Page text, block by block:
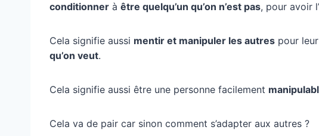
conditionner à être quelqu’un qu’on n’est pas, pour avoir
Cela signifie aussi mentir et manipuler les autres pour
qu’on veut.
Cela signifie aussi être une personne facilement
Cela va de pair car sinon comment s’adapter aux autres ?